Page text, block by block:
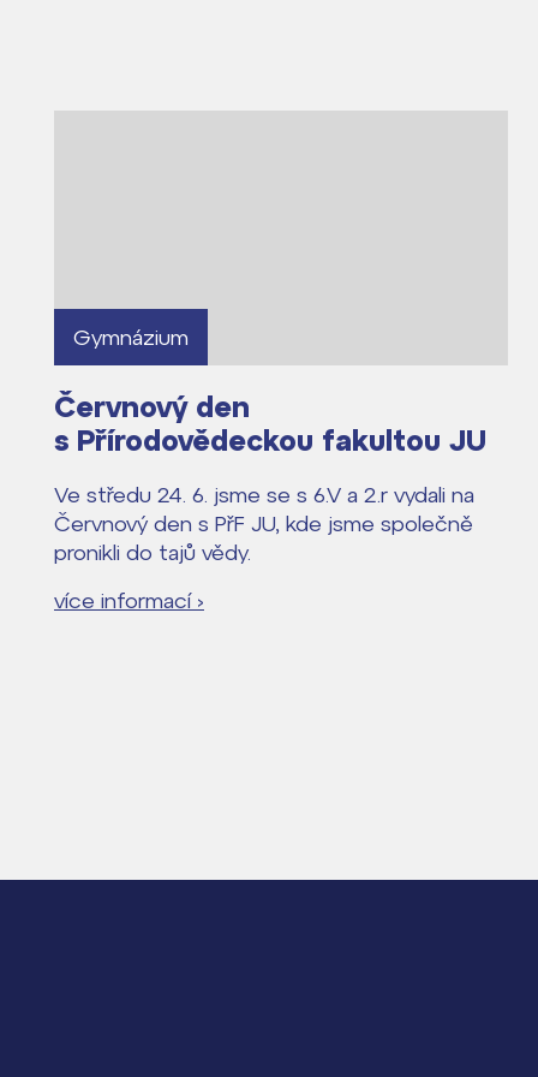
Gymnázium
Červnový den
s Přírodovědeckou fakultou JU
Ve středu 24. 6. jsme se s 6.V a 2.r vydali na
Červnový den s PřF JU, kde jsme společně
pronikli do tajů vědy.
více informací ›